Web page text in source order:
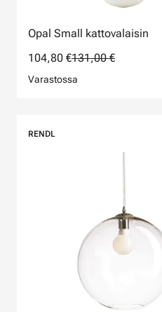
Opal Small kattovalaisin
104,80 €131,00 €
Varastossa
RENDL